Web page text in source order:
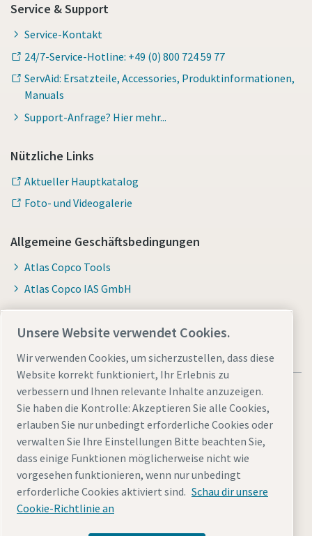
Service & Support
Service-Kontakt
24/7-Service-Hotline: +49 (0) 800 724 59 77
ServAid: Ersatzteile, Accessories, Produktinformationen,
Manuals
Support-Anfrage? Hier mehr...
Nützliche Links
Aktueller Hauptkatalog
Foto- und Videogalerie
Allgemeine Geschäftsbedingungen
Atlas Copco Tools
Atlas Copco IAS GmbH
Allgemeine rechtliche Hinweise atlascopco.com
Cookies verwaltenBarrierefreiheitDatenschutzerklärung
ImpressumSitemap
© 2026 Atlas Copco Tools Central Europe GmbH & Atlas
Copco IAS GmbH & Atlas Copco EPS GmbH
Unsere Website verwendet Cookies.
Wir verwenden Cookies, um sicherzustellen, dass diese
Website korrekt funktioniert, Ihr Erlebnis zu
verbessern und Ihnen relevante Inhalte anzuzeigen.
Sie haben die Kontrolle: Akzeptieren Sie alle Cookies,
erlauben Sie nur unbedingt erforderliche Cookies oder
verwalten Sie Ihre Einstellungen Bitte beachten Sie,
dass einige Funktionen möglicherweise nicht wie
vorgesehen funktionieren, wenn nur unbedingt
erforderliche Cookies aktiviert sind. Schau dir unsere
Cookie-Richtlinie an